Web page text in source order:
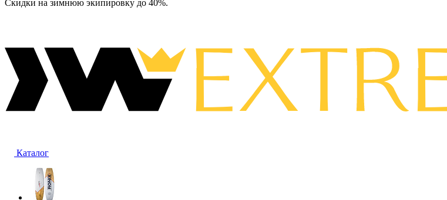
Скидки на зимнюю экипировку до 40%.
Каталог